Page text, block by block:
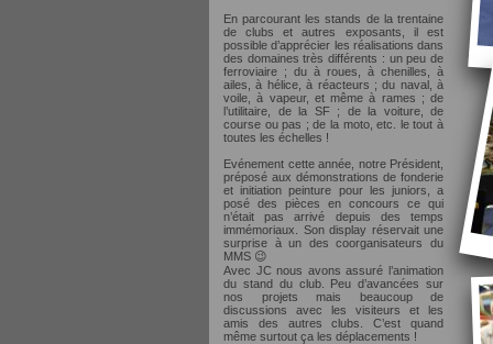
En parcourant les stands de la trentaine
de clubs et autres exposants, il est
possible d’apprécier les réalisations dans
des domaines très différents : un peu de
ferroviaire ; du à roues, à chenilles, à
ailes, à hélice, à réacteurs ; du naval, à
voile, à vapeur, et même à rames ; de
l’utilitaire, de la SF ; de la voiture, de
course ou pas ; de la moto, etc. le tout à
toutes les échelles !
Evénement cette année, notre Président,
préposé aux démonstrations de fonderie
et initiation peinture pour les juniors, a
posé des pièces en concours ce qui
n’était pas arrivé depuis des temps
immémoriaux. Son display réservait une
surprise à un des coorganisateurs du
MMS 😉
Avec JC nous avons assuré l’animation
du stand du club. Peu d’avancées sur
nos projets mais beaucoup de
discussions avec les visiteurs et les
amis des autres clubs. C’est quand
même surtout ça les déplacements !